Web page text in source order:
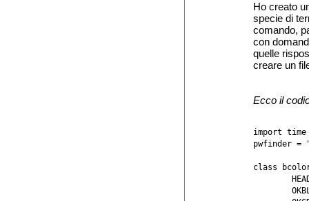
Ho creato
specie di
comando,
con
quelle
creare un
Ecco il
import time
pwfinder =
class